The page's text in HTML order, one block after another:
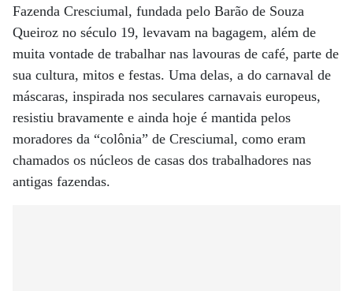
Fazenda Cresciumal, fundada pelo Barão de Souza
Queiroz no século 19, levavam na bagagem, além de
muita vontade de trabalhar nas lavouras de café, parte de
sua cultura, mitos e festas. Uma delas, a do carnaval de
máscaras, inspirada nos seculares carnavais europeus,
resistiu bravamente e ainda hoje é mantida pelos
moradores da “colônia” de Cresciumal, como eram
chamados os núcleos de casas dos trabalhadores nas
antigas fazendas.